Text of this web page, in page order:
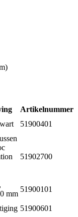
Artikelnummer
51900401
51902700
mm
51900101
51900601